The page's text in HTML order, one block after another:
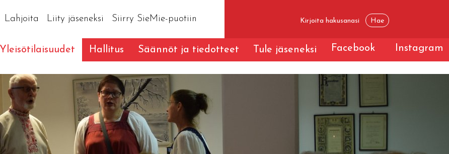
Lahjoita Liity jäseneksi Siirry SieMie-puotiin
Yleisötilaisuudet Hallitus Säännöt ja tiedotteet Tule jäseneksi Facebook Instagram